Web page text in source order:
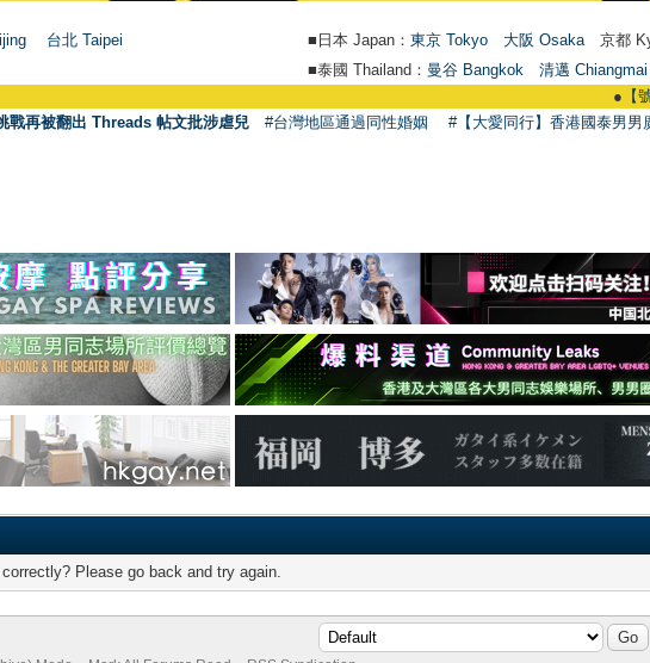
台北 Taipei ■日本 Japan： 東京 Tokyo 大阪 Osaka 京都
■泰國 Thailand： 曼谷 Bangkok
清邁 Chiangmai
【號
戰再被翻出 Threads 帖文批涉虐兒 #台灣地區通過同性婚姻 #【大愛同行】香港國泰男男
Please go back and try again.